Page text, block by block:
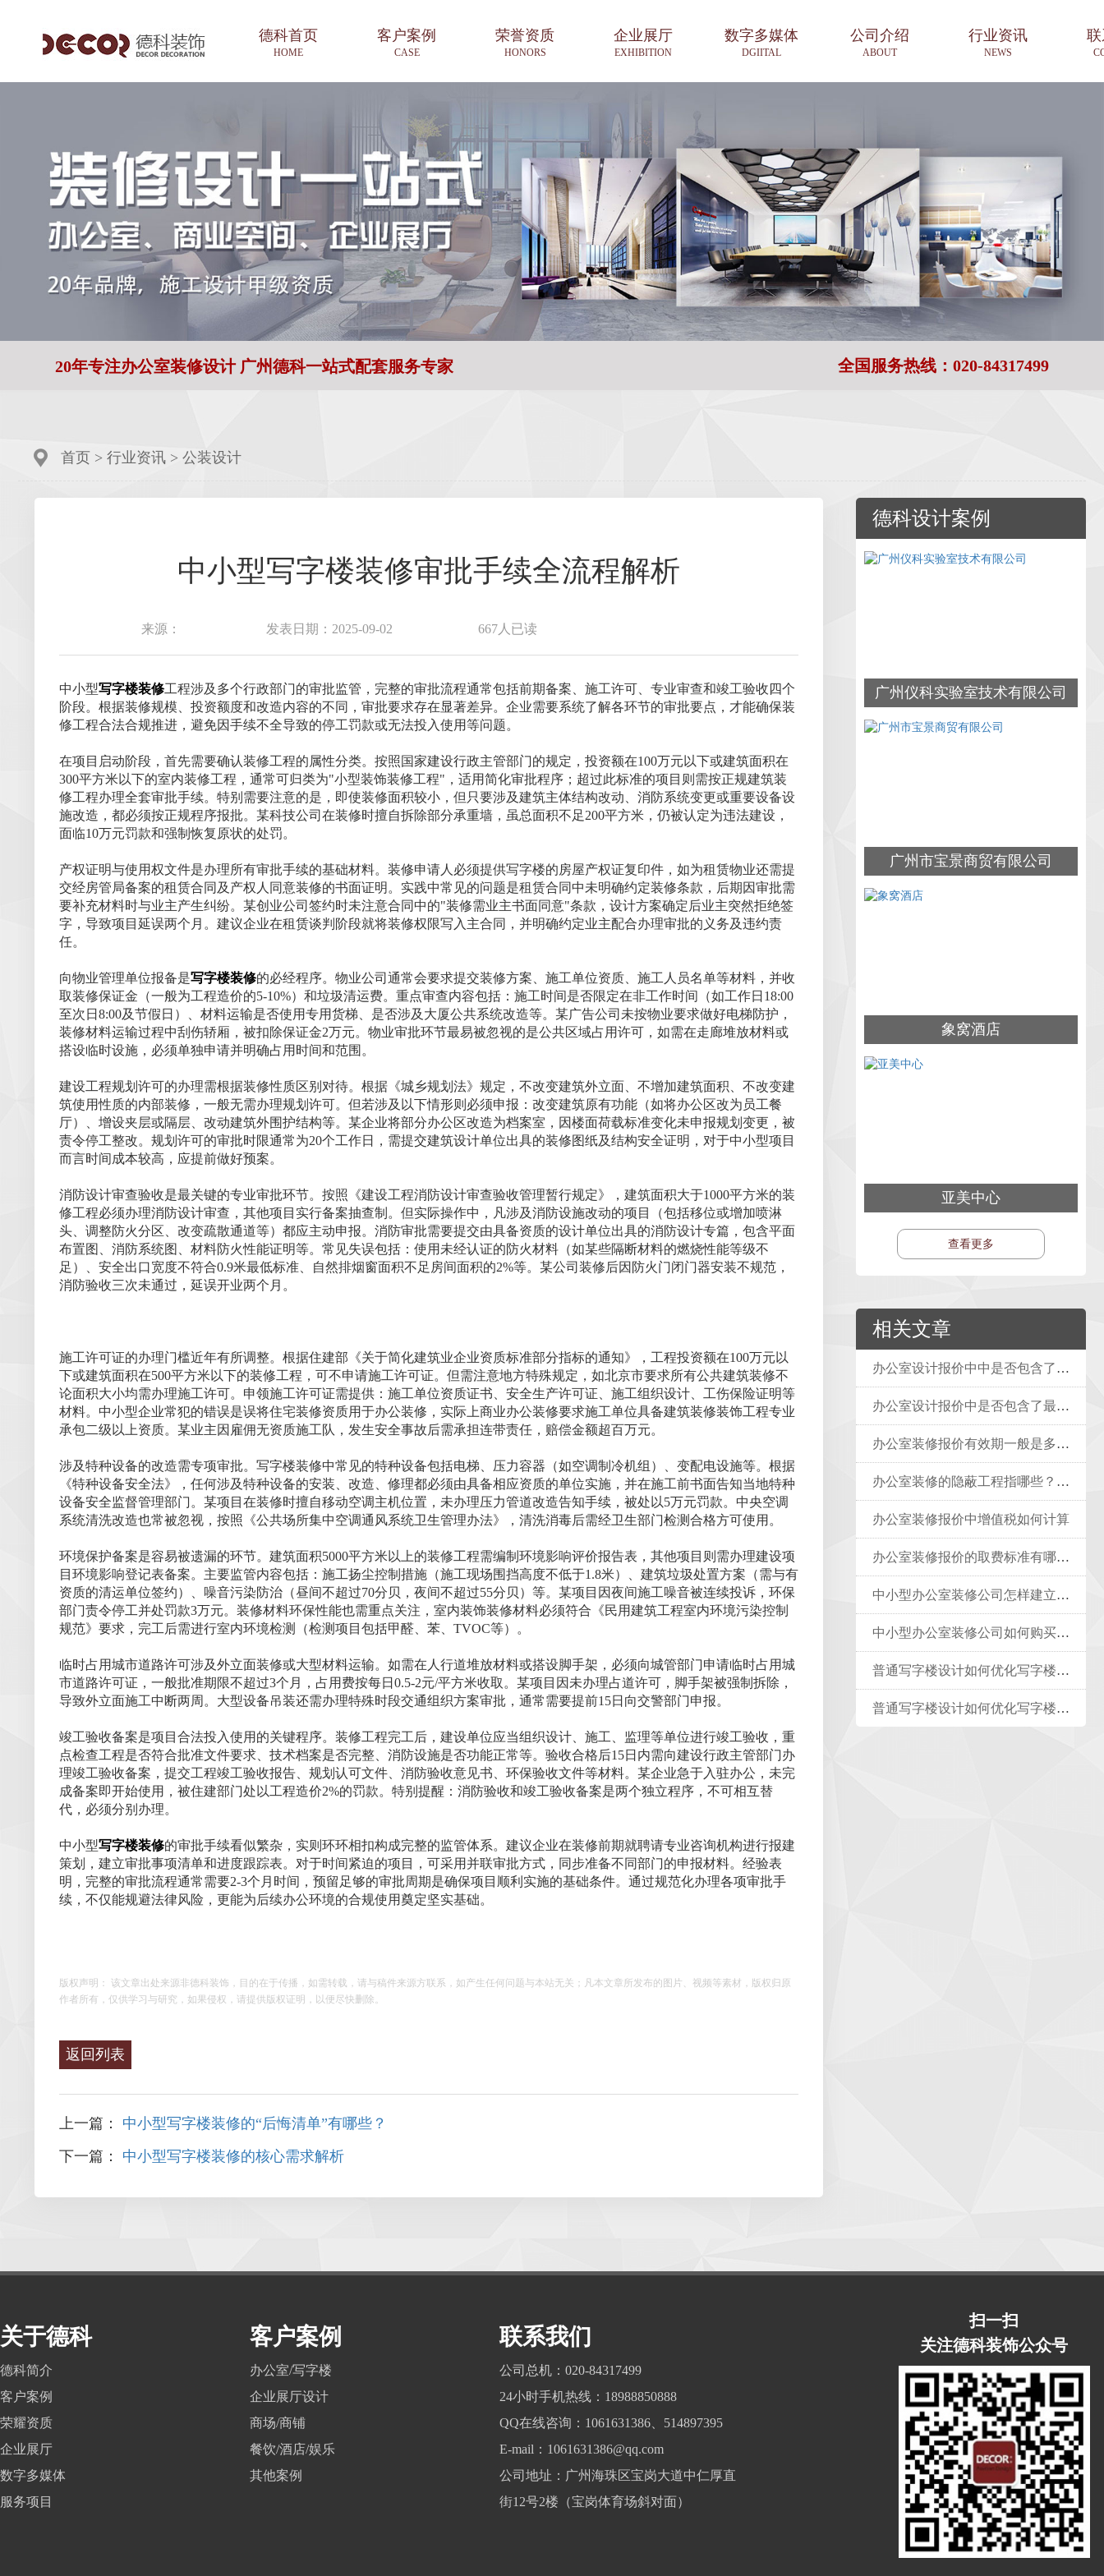
德科首页
HOME
客户案例
CASE
荣誉资质
HONORS
企业展厅
EXHIBITION
数字多媒体
DGIITAL
公司介绍
ABOUT
行业资讯
NEWS
20年专注办公室装修设计 广州德科一站式配套服务专家 全国服务热线：020-84317499
首页 > 行业资讯 > 公装设计
中小型写字楼装修审批手续全流程解析
来源： 发表日期：2025-09-02 667人已读
中小型写字楼装修工程涉及多个行政部门的审批监管，完整的审批流程通常包括前期备案、施工许可、专业审查和竣工验收四个
阶段。根据装修规模、投资额度和改造内容的不同，审批要求存在显著差异。企业需要系统了解各环节的审批要点，才能确保装
修工程合法合规推进，避免因手续不全导致的停工罚款或无法投入使用等问题。
在项目启动阶段，首先需要确认装修工程的属性分类。按照国家建设行政主管部门的规定，投资额在100万元以下或建筑面积在
300平方米以下的室内装修工程，通常可归类为"小型装饰装修工程"，适用简化审批程序；超过此标准的项目则需按正规建筑装
修工程办理全套审批手续。特别需要注意的是，即使装修面积较小，但只要涉及建筑主体结构改动、消防系统变更或重要设备设
施改造，都必须按正规程序报批。某科技公司在装修时擅自拆除部分承重墙，虽总面积不足200平方米，仍被认定为违法建设，
面临10万元罚款和强制恢复原状的处罚。
产权证明与使用权文件是办理所有审批手续的基础材料。装修申请人必须提供写字楼的房屋产权证复印件，如为租赁物业还需提
交经房管局备案的租赁合同及产权人同意装修的书面证明。实践中常见的问题是租赁合同中未明确约定装修条款，后期因审批需
要补充材料时与业主产生纠纷。某创业公司签约时未注意合同中的"装修需业主书面同意"条款，设计方案确定后业主突然拒绝签
字，导致项目延误两个月。建议企业在租赁谈判阶段就将装修权限写入主合同，并明确约定业主配合办理审批的义务及违约责
任。
向物业管理单位报备是写字楼装修的必经程序。物业公司通常会要求提交装修方案、施工单位资质、施工人员名单等材料，并收
取装修保证金（一般为工程造价的5-10%）和垃圾清运费。重点审查内容包括：施工时间是否限定在非工作时间（如工作日18:00
至次日8:00及节假日）、材料运输是否使用专用货梯、是否涉及大厦公共系统改造等。某广告公司未按物业要求做好电梯防护，
装修材料运输过程中刮伤轿厢，被扣除保证金2万元。物业审批环节最易被忽视的是公共区域占用许可，如需在走廊堆放材料或
搭设临时设施，必须单独申请并明确占用时间和范围。
建设工程规划许可的办理需根据装修性质区别对待。根据《城乡规划法》规定，不改变建筑外立面、不增加建筑面积、不改变建
筑使用性质的内部装修，一般无需办理规划许可。但若涉及以下情形则必须申报：改变建筑原有功能（如将办公区改为员工餐
厅）、增设夹层或隔层、改动建筑外围护结构等。某企业将部分办公区改造为档案室，因楼面荷载标准变化未申报规划变更，被
责令停工整改。规划许可的审批时限通常为20个工作日，需提交建筑设计单位出具的装修图纸及结构安全证明，对于中小型项目
而言时间成本较高，应提前做好预案。
消防设计审查验收是最关键的专业审批环节。按照《建设工程消防设计审查验收管理暂行规定》，建筑面积大于1000平方米的装
修工程必须办理消防设计审查，其他项目实行备案抽查制。但实际操作中，凡涉及消防设施改动的项目（包括移位或增加喷淋
头、调整防火分区、改变疏散通道等）都应主动申报。消防审批需要提交由具备资质的设计单位出具的消防设计专篇，包含平面
布置图、消防系统图、材料防火性能证明等。常见失误包括：使用未经认证的防火材料（如某些隔断材料的燃烧性能等级不
足）、安全出口宽度不符合0.9米最低标准、自然排烟窗面积不足房间面积的2%等。某公司装修后因防火门闭门器安装不规范，
消防验收三次未通过，延误开业两个月。
施工许可证的办理门槛近年有所调整。根据住建部《关于简化建筑业企业资质标准部分指标的通知》，工程投资额在100万元以
下或建筑面积在500平方米以下的装修工程，可不申请施工许可证。但需注意地方特殊规定，如北京市要求所有公共建筑装修不
论面积大小均需办理施工许可。申领施工许可证需提供：施工单位资质证书、安全生产许可证、施工组织设计、工伤保险证明等
材料。中小型企业常犯的错误是误将住宅装修资质用于办公装修，实际上商业办公装修要求施工单位具备建筑装修装饰工程专业
承包二级以上资质。某业主因雇佣无资质施工队，发生安全事故后需承担连带责任，赔偿金额超百万元。
涉及特种设备的改造需专项审批。写字楼装修中常见的特种设备包括电梯、压力容器（如空调制冷机组）、变配电设施等。根据
《特种设备安全法》，任何涉及特种设备的安装、改造、修理都必须由具备相应资质的单位实施，并在施工前书面告知当地特种
设备安全监督管理部门。某项目在装修时擅自移动空调主机位置，未办理压力管道改造告知手续，被处以5万元罚款。中央空调
系统清洗改造也常被忽视，按照《公共场所集中空调通风系统卫生管理办法》，清洗消毒后需经卫生部门检测合格方可使用。
环境保护备案是容易被遗漏的环节。建筑面积5000平方米以上的装修工程需编制环境影响评价报告表，其他项目则需办理建设项
目环境影响登记表备案。主要监管内容包括：施工扬尘控制措施（施工现场围挡高度不低于1.8米）、建筑垃圾处置方案（需与有
资质的清运单位签约）、噪音污染防治（昼间不超过70分贝，夜间不超过55分贝）等。某项目因夜间施工噪音被连续投诉，环保
部门责令停工并处罚款3万元。装修材料环保性能也需重点关注，室内装饰装修材料必须符合《民用建筑工程室内环境污染控制
规范》要求，完工后需进行室内环境检测（检测项目包括甲醛、苯、TVOC等）。
临时占用城市道路许可涉及外立面装修或大型材料运输。如需在人行道堆放材料或搭设脚手架，必须向城管部门申请临时占用城
市道路许可证，一般批准期限不超过3个月，占用费按每日0.5-2元/平方米收取。某项目因未办理占道许可，脚手架被强制拆除，
导致外立面施工中断两周。大型设备吊装还需办理特殊时段交通组织方案审批，通常需要提前15日向交警部门申报。
竣工验收备案是项目合法投入使用的关键程序。装修工程完工后，建设单位应当组织设计、施工、监理等单位进行竣工验收，重
点检查工程是否符合批准文件要求、技术档案是否完整、消防设施是否功能正常等。验收合格后15日内需向建设行政主管部门办
理竣工验收备案，提交工程竣工验收报告、规划认可文件、消防验收意见书、环保验收文件等材料。某企业急于入驻办公，未完
成备案即开始使用，被住建部门处以工程造价2%的罚款。特别提醒：消防验收和竣工验收备案是两个独立程序，不可相互替
代，必须分别办理。
中小型写字楼装修的审批手续看似繁杂，实则环环相扣构成完整的监管体系。建议企业在装修前期就聘请专业咨询机构进行报建
策划，建立审批事项清单和进度跟踪表。对于时间紧迫的项目，可采用并联审批方式，同步准备不同部门的申报材料。经验表
明，完整的审批流程通常需要2-3个月时间，预留足够的审批周期是确保项目顺利实施的基础条件。通过规范化办理各项审批手
续，不仅能规避法律风险，更能为后续办公环境的合规使用奠定坚实基础。
版权声明： 该文章出处来源非德科装饰，目的在于传播，如需转载，请与稿件来源方联系，如产生任何问题与本站无关；凡本文章所发布的图片、视频等素材，版权归原
作者所有，仅供学习与研究，如果侵权，请提供版权证明，以便尽快删除。
返回列表
上一篇： 中小型写字楼装修的“后悔清单”有哪些？
下一篇： 中小型写字楼装修的核心需求解析
德科设计案例
广州仪科实验室技术有限公司
广州市宝景商贸有限公司
象窝酒店
亚美中心
查看更多
相关文章
办公室设计报价中中是否包含了所有可能的杂费？
办公室设计报价中是否包含了最终的开荒保洁费用？
办公室装修报价有效期一般是多久？
办公室装修的隐蔽工程指哪些？如何报价？
办公室装修报价中增值税如何计算
办公室装修报价的取费标准有哪些类型
中小型办公室装修公司怎样建立质量管理体系
中小型办公室装修公司如何购买合适保险
普通写字楼设计如何优化写字楼的疏散指示系统？
普通写字楼设计如何优化写字楼的公共交通接驳
关于德科
德科简介
客户案例
荣耀资质
企业展厅
数字多媒体
服务项目
客户案例
办公室/写字楼
企业展厅设计
商场/商铺
餐饮/酒店/娱乐
其他案例
联系我们
公司总机：020-84317499
24小时手机热线：18988850888
QQ在线咨询：1061631386、514897395
E-mail：1061631386@qq.com
公司地址：广州海珠区宝岗大道中仁厚直
街12号2楼（宝岗体育场斜对面）
扫一扫
关注德科装饰公众号